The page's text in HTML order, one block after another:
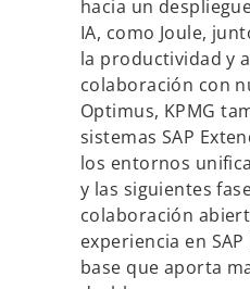
hacia un
IA, como Joule,
la productividad y
colaboración con
Optimus, KPMG
sistemas SAP
los entornos
y las siguientes
colaboración
experiencia en
base que aporta